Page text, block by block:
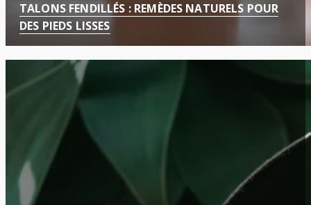
TALONS FENDILLÉS : REMÈDES NATURELS POUR
DES PIEDS LISSES